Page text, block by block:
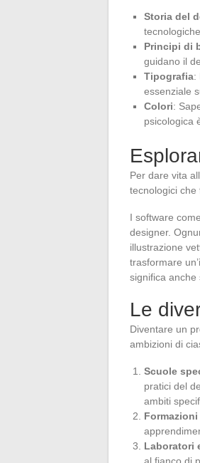
Storia del
Principi di
guidano il
Tipografia:
essenziale
Colori:
psicologica
Per dare vita
tecnologici che
I software come
designer.
illustrazione
trasformare
significa anche
Le
Diventare un
ambizioni di
Scuole
pratici del
ambiti
Laboratori